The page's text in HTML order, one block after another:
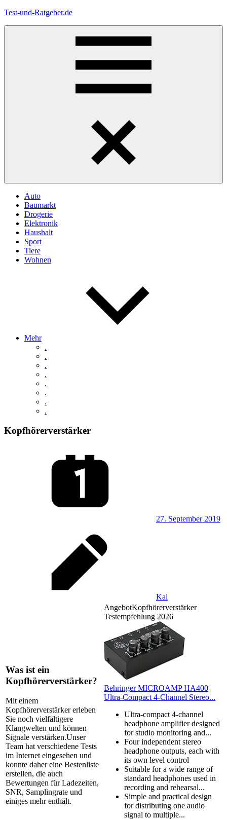
Zum
Test-und-Ratgeber.de
Auto
Baumarkt
Drogerie
Elektronik
Haushalt
Sport
Tiere
Wohnen
Mehr
.
.
.
.
.
.
.
.
Kopfhörerverstärker
27. September 2019
Kai
Was ist ein
Kopfhörerverstärker?
Mit einem
Kopfhörerverstärker erleben
Sie noch vielfältigere
Klangwelten und können
Signale verstärken.Unser
Team hat verschiedene Tests
im Internet eingesehen und
konnte daher eine Bestenliste
erstellen, die auch
Bewertungen für Ladezeiten,
SNR, Samplingrate und
einiges mehr enthält.
AngebotKopfhörerverstärker
Testempfehlung 2026
Behringer MICROAMP HA400
Ultra-Compact 4-Channel Stereo...
Ultra-compact 4-channel
headphone amplifier designed
for studio monitoring and...
Four independent stereo
headphone outputs, each with
its own level control
Suitable for a wide range of
standard headphones used in
recording and rehearsal...
Simple and practical design
for distributing one audio
signal to multiple...